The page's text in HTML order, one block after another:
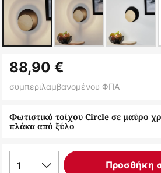
στην
αρχή
συλλογής
εικόνων
Φωτιστικό τοίχου Circle σε μαύρο
πλάκα από ξύλο
88,90 €
συμπεριλαμβανομένου ΦΠΑ
1 Προσθήκη